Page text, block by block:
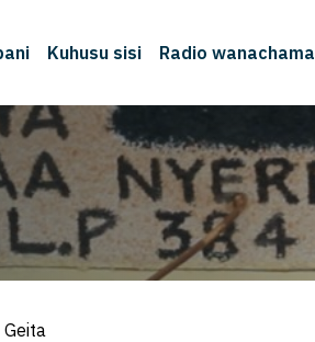
Kuhusu sisi Radio wanachama